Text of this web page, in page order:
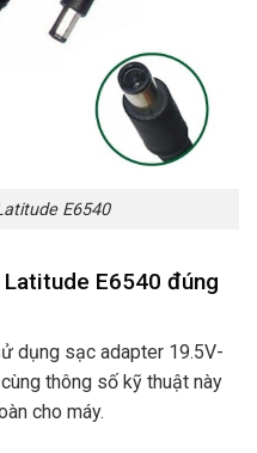
E6540
E6540 đúng
dụng sạc adapter 19.5V-
thông số kỹ thuật này
cho máy.